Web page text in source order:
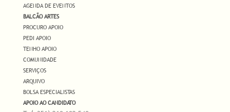
AGENDA DE EVENTOS
BALCÃO ARTES
PROCURO APOIO
PEDI APOIO
TENHO APOIO
COMUNIDADE
SERVIÇOS
ARQUIVO
BOLSA ESPECIALISTAS
APOIO AO CANDIDATO